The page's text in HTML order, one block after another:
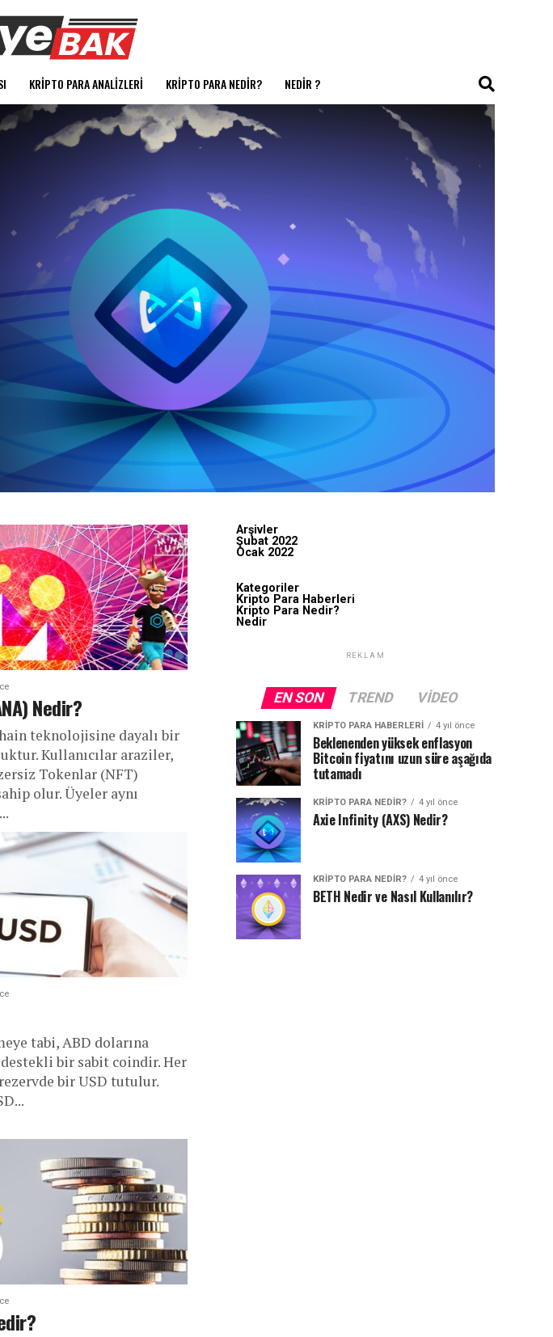
KRIPTO PARA ANALIZLERI KRIPTO PARA NEDIR? NEDIR ?
Nedir?
teknolojisine dayalı bir
Kullanıcılar araziler,
Tokenlar (NFT)
olur. Üyeler aynı
tabi, ABD dolarına
bir sabit coindir. Her
bir USD tutulur.
Arşivler
Şubat 2022
Ocak 2022
Kategoriler
Kripto Para Haberleri
Kripto Para Nedir?
Nedir
REKLAM
EN SON TREND VIDEO
KRIPTO PARA HABERLERI 4 yıl önce
Beklenenden yüksek enflasyon
Bitcoin fiyatını uzun süre aşağıda
tutamadı
KRIPTO PARA NEDIR? 4 yıl önce
Axie Infinity (AXS) Nedir?
KRIPTO PARA NEDIR? 4 yıl önce
BETH Nedir ve Nasıl Kullanılır?